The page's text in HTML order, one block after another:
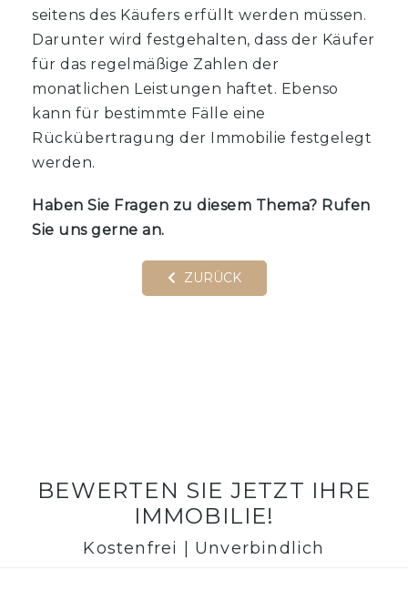
seitens des Käufers erfüllt werden müssen.
Darunter wird festgehalten, dass der Käufer
für das regelmäßige Zahlen der
monatlichen Leistungen haftet. Ebenso
kann für bestimmte Fälle eine
Rückübertragung der Immobilie festgelegt
werden.
Haben Sie Fragen zu diesem Thema? Rufen
Sie uns gerne an.
ZURÜCK
BEWERTEN SIE JETZT IHRE
IMMOBILIE!
Kostenfrei | Unverbindlich